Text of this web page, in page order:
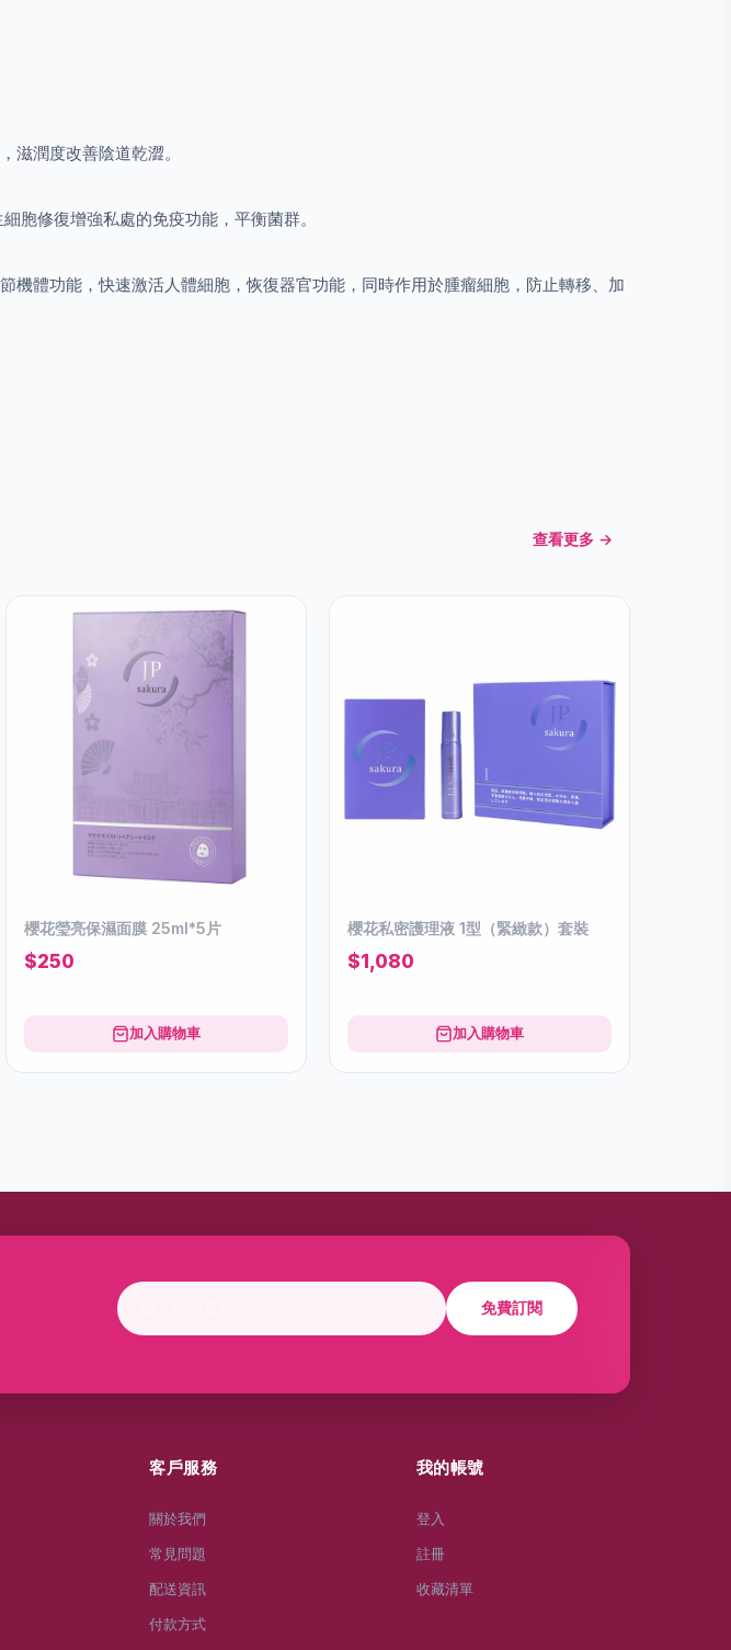
滋潤度改善陰道乾澀。
胞修復增強私處的免疫功能，平衡菌群。
體功能，快速激活人體細胞，恢復器官功能，同時作用於腫瘤細胞，防止轉移、加
查看更多 →
櫻花瑩亮保濕面膜 25ml*5片
$250
加入購物車
櫻花私密護理液 1型（緊緻款）套裝
$1,080
加入購物車
免費訂閱
客戶服務
關於我們
常見問題
配送資訊
付款方式
我的帳號
登入
註冊
收藏清單